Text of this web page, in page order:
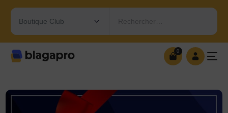
Rechercher…
0